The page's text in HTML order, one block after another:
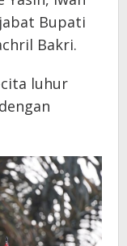
Bupati
Bakri.
luhur